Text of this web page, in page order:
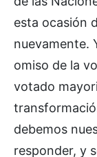
esta ocasión
nuevamente.
omiso de la
votado
debemos
responder, y